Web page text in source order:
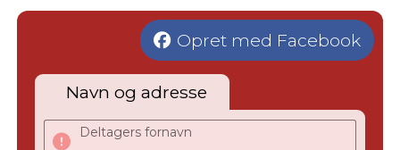
Opret med Facebook
Navn og adresse
Deltagers fornavn